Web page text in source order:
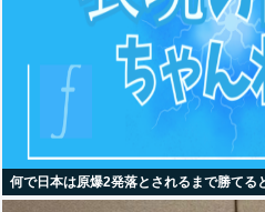
何で日本は原爆2発落とされるまで勝てる